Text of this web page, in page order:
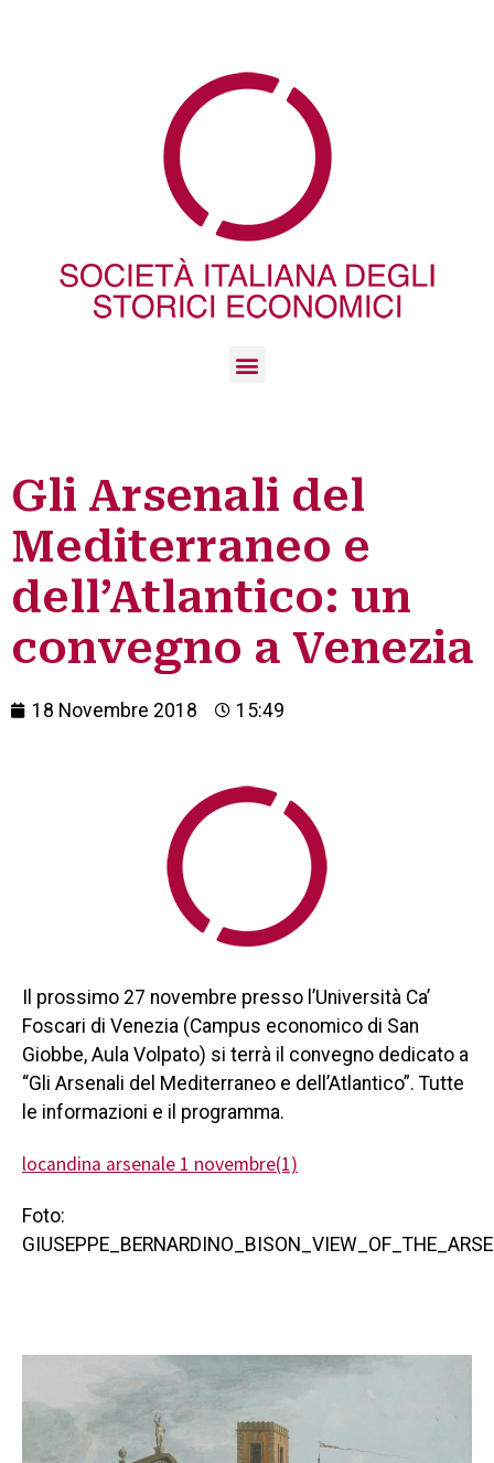
Gli Arsenali del
Mediterraneo e
dell’Atlantico: un
convegno a Venezia
18 Novembre 2018 15:49
Il prossimo 27 novembre presso l’Università Ca’
Foscari di Venezia (Campus economico di San
Giobbe, Aula Volpato) si terrà il convegno dedicato a
“Gli Arsenali del Mediterraneo e dell’Atlantico”. Tutte
le informazioni e il programma.
locandina arsenale 1 novembre(1)
Foto: